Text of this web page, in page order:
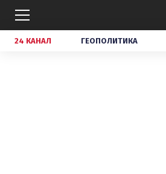
24 КАНАЛ ГЕОПОЛИТИКА